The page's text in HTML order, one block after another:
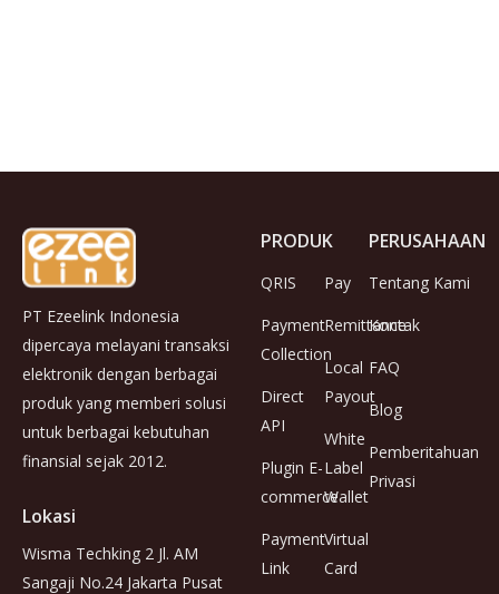
PT Ezeelink Indonesia
dipercaya melayani transaksi
elektronik dengan berbagai
produk yang memberi solusi
untuk berbagai kebutuhan
finansial sejak 2012.
Lokasi
Wisma Techking 2 Jl. AM
Sangaji No.24 Jakarta Pusat
PRODUK
QRIS
Payment
Collection
Direct
API
Plugin E-
commerce
Payment
Link
Pay
Remittance
Local
Payout
White
Label
Wallet
Virtual
Card
PERUSAHAAN
Tentang Kami
Kontak
FAQ
Blog
Pemberitahuan
Privasi